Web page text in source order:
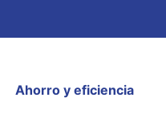
Ahorro y eficiencia